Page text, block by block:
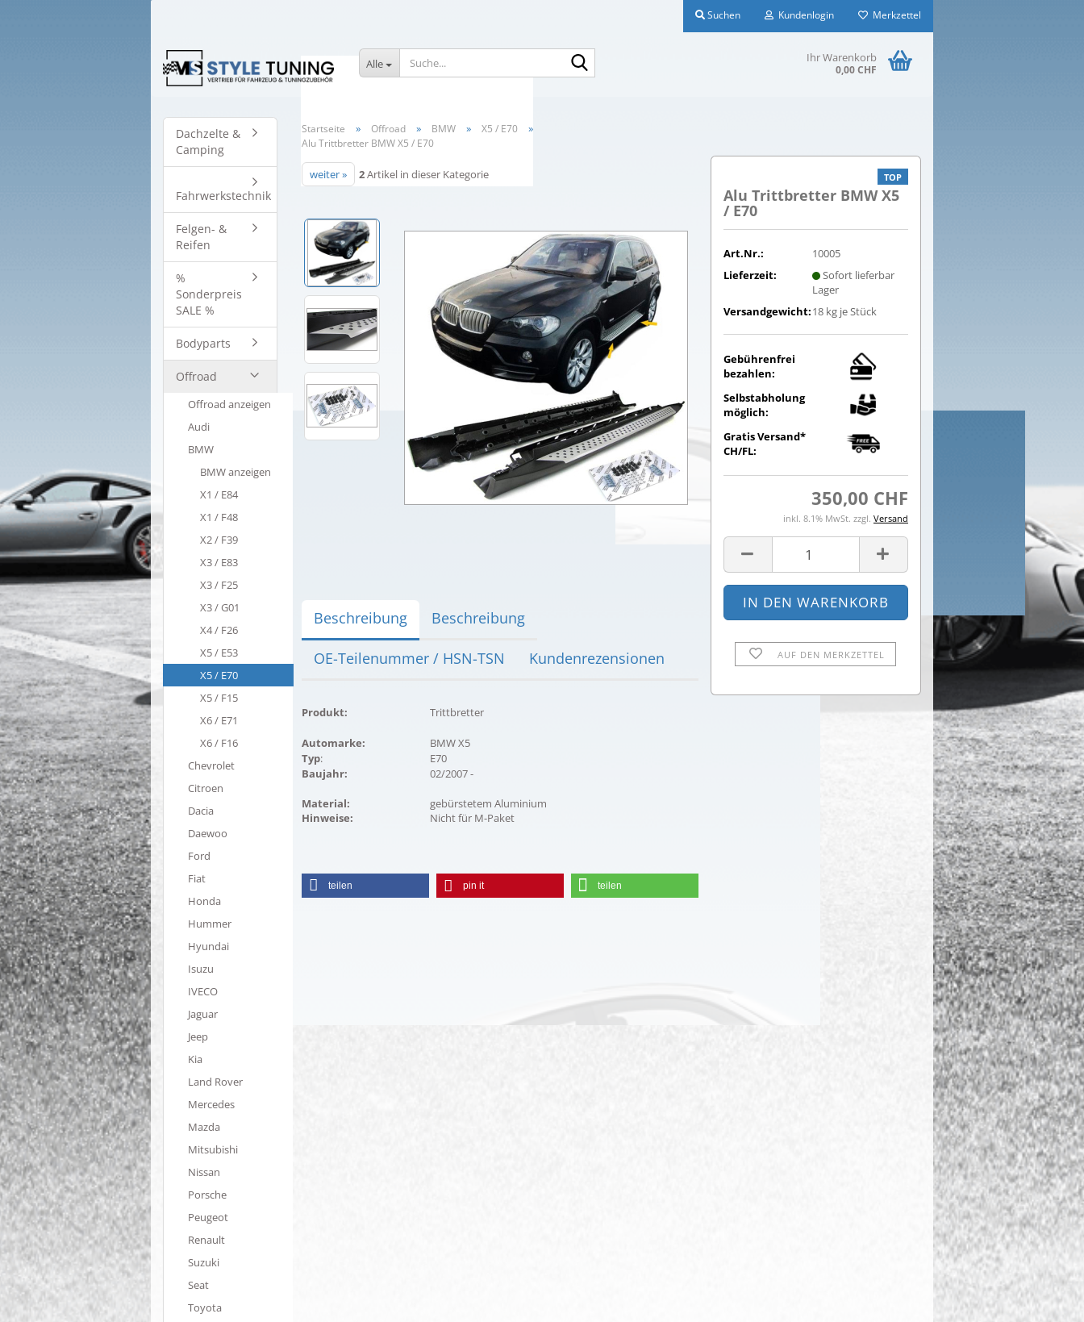
Suchen Kundenlogin Merkzettel
Alle Ihr Warenkorb
0,00 CHF
Startseite » Offroad » BMW » X5 / E70 »
Alu Trittbretter BMW X5 / E70
weiter » 2Artikel in dieser Kategorie TOP
Alu Trittbretter BMW X5
/ E70
Art.Nr.:
10005
Lieferzeit:
Sofort lieferbar
Lager
Versandgewicht:18 kg je Stück
Gebührenfrei
bezahlen:
Selbstabholung
möglich:
Gratis Versand*
CH/FL:
350,00 CHF
inkl. 8.1% MwSt. zzgl. Versand
AUF DEN MERKZETTEL
Beschreibung Beschreibung
OE-Teilenummer / HSN-TSN Kundenrezensionen
Produkt: Trittbretter
Automarke:
BMW X5
Typ:
E70
Baujahr:
02/2007 -
Material:
gebürstetem Aluminium
Hinweise:
Nicht für M-Paket
teilen pin it teilen
Dachzelte &
Camping
Fahrwerkstechnik
Felgen- &
Reifen
%
Sonderpreis
SALE %
Bodyparts
Offroad
Offroad anzeigen
Audi
BMW
BMW anzeigen
X1 / E84
X1 / F48
X2 / F39
X3 / E83
X3 / F25
X3 / G01
X4 / F26
X5 / E53
X5 / E70
X5 / F15
X6 / E71
X6 / F16
Chevrolet
Citroen
Dacia
Daewoo
Ford
Fiat
Honda
Hummer
Hyundai
Isuzu
IVECO
Jaguar
Jeep
Kia
Land Rover
Mercedes
Mazda
Mitsubishi
Nissan
Porsche
Peugeot
Renault
Suzuki
Seat
Toyota